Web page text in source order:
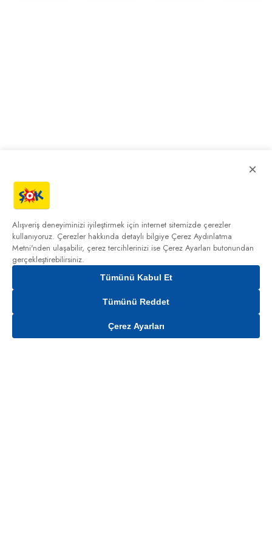
Gelince Haber Ver
×
Alışveriş deneyiminizi iyileştirmek için internet sitemizde çerezler
kullanıyoruz. Çerezler hakkında detaylı bilgiye Çerez Aydınlatma
Metni'nden ulaşabilir, çerez tercihlerinizi ise Çerez Ayarları butonundan
gerçekleştirebilirsiniz.
Tümünü Kabul Et
Tümünü Reddet
Çerez Ayarları